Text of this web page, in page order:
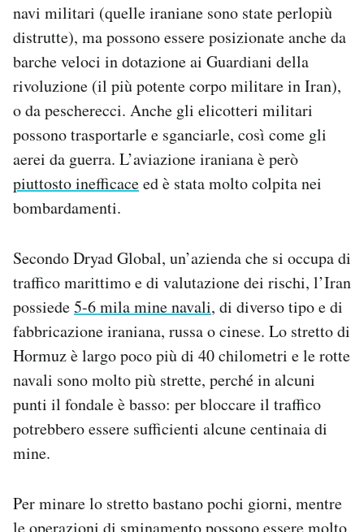
navi militari (quelle iraniane sono state perlopiù
distrutte), ma possono essere posizionate anche da
barche veloci in dotazione ai Guardiani della
rivoluzione (il più potente corpo militare in Iran),
o da pescherecci. Anche gli elicotteri militari
possono trasportarle e sganciarle, così come gli
aerei da guerra. L’aviazione iraniana è però
piuttosto inefficaceed è stata molto colpita nei
bombardamenti.
Secondo Dryad Global, un’azienda che si occupa di
traffico marittimo e di valutazione dei rischi, l’Iran
possiede5-6 mila mine navali, di diverso tipo e di
fabbricazione iraniana, russa o cinese. Lo stretto di
Hormuz è largo poco più di 40 chilometri e le rotte
navali sono molto più strette, perché in alcuni
punti il fondale è basso: per bloccare il traffico
potrebbero essere sufficienti alcune centinaia di
mine.
Per minare lo stretto bastano pochi giorni, mentre
le operazioni di sminamento possono essere molto